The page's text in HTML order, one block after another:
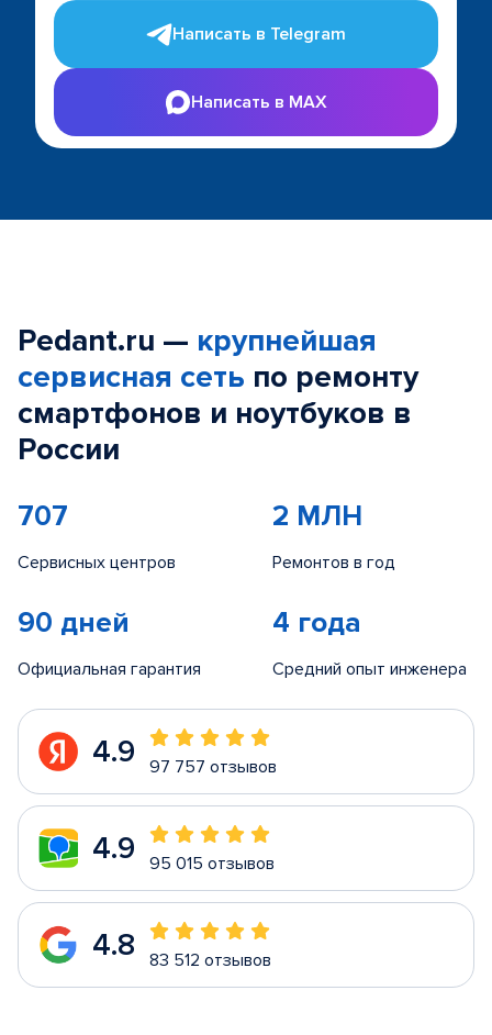
Написать в Telegram
Написать в MAX
Pedant.ru — крупнейшая
сервисная сеть по ремонту
смартфонов и ноутбуков в
России
707
Сервисных центров
2 МЛН
Ремонтов в год
90 дней
Официальная гарантия
4 года
Средний опыт инженера
4.9 97 757 отзывов
4.9 95 015 отзывов
4.8 83 512 отзывов